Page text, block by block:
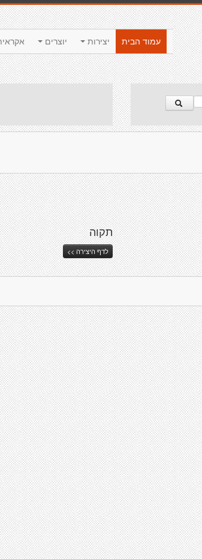
יוצרים יצירות
עמוד הבית
תקוה
לדף היצירה >>